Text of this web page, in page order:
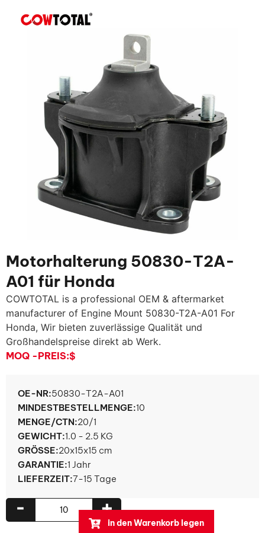
Motorhalterung 50830-T2A-
A01 für Honda
COWTOTAL is a professional OEM & aftermarket
manufacturer of Engine Mount 50830-T2A-A01 For
Honda, Wir bieten zuverlässige Qualität und
Großhandelspreise direkt ab Werk.
MOQ -PREIS:$
OE-NR:50830-T2A-A01
MINDESTBESTELLMENGE:10
MENGE/CTN:20/1
GEWICHT:1.0 - 2.5 KG
GRÖSSE: 20x15x15 cm
GARANTIE:1 Jahr
LIEFERZEIT:7-15 Tage
+
-
in den Warenkorb legen